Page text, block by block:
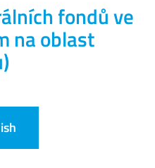
fondů ve
na oblast